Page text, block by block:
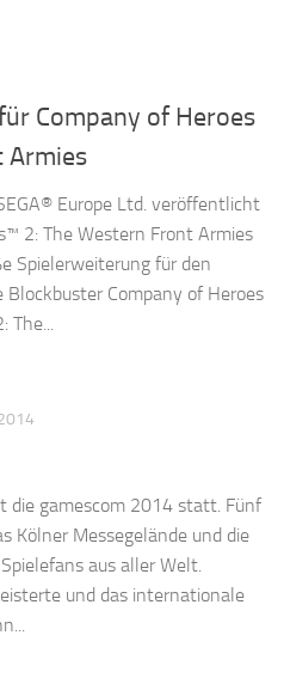
Company of Heroes
Armies
Europe Ltd. veröffentlicht
2: The Western Front Armies
Spielerweiterung für den
Company of Heroes
die gamescom 2014 statt. Fünf
Kölner Messegelände und die
aus aller Welt.
und das internationale